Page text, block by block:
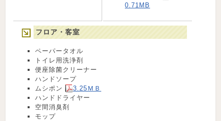
0.71MB
フロア・客室
ペーパータオル
トイレ用洗浄剤
便座除菌クリーナー
ハンドソープ
ムシポン
3.25ＭＢ
ハンドドライヤー
空間消臭剤
モップ